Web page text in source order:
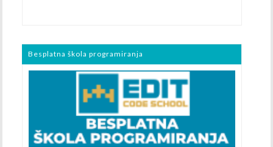
Besplatna škola programiranja